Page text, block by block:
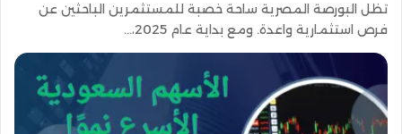
تظل البورصة المصرية ساحة خصبة للمستثمرين الباحثين عن
فرص استثمارية واعدة. ومع بداية عام 2025،…